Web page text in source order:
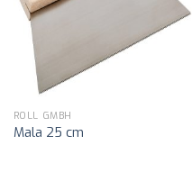
ROLL GMBH
Mala 25 cm